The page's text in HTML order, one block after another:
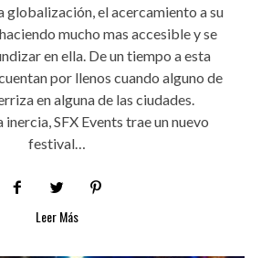
globalización, el acercamiento a su
mucho mas accesible y se
en ella. De un tiempo a esta
por llenos cuando alguno de
en alguna de las ciudades.
inercia, SFX Events trae un nuevo
festival…
Leer Más